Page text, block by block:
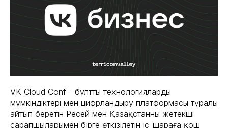
VK Cloud Conf - бұлтты технологиялардың
мүмкіндіктері мен цифрландыру платформасы туралы
айтып беретін Ресей мен Қазақстанның жетекші
сарапшыларымен бірге өткізілетін іс-шараға қош